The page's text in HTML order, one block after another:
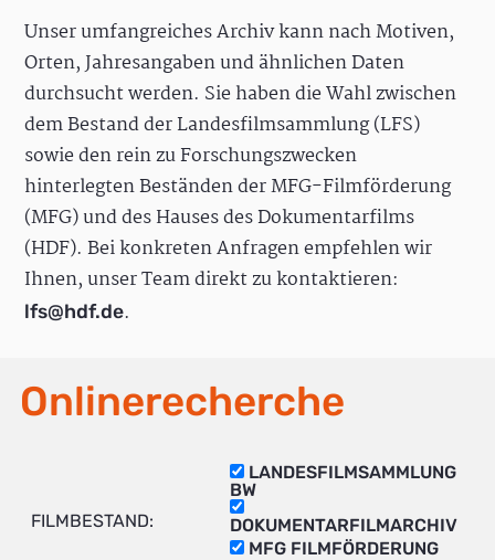
Unser umfangreiches Archiv kann nach Motiven,
Orten, Jahresangaben und ähnlichen Daten
durchsucht werden. Sie haben die Wahl zwischen
dem Bestand der Landesfilmsammlung (LFS)
sowie den rein zu Forschungszwecken
hinterlegten Beständen der MFG-Filmförderung
(MFG) und des Hauses des Dokumentarfilms
(HDF). Bei konkreten Anfragen empfehlen wir
Ihnen, unser Team direkt zu kontaktieren:
lfs@hdf.de.
Onlinerecherche
FILMBESTAND:
LANDESFILMSAMMLUNG
BW
DOKUMENTARFILMARCHIV
MFG FILMFÖRDERUNG